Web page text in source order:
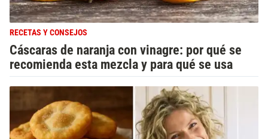
RECETAS Y CONSEJOS
Cáscaras de naranja con vinagre: por qué se
recomienda esta mezcla y para qué se usa